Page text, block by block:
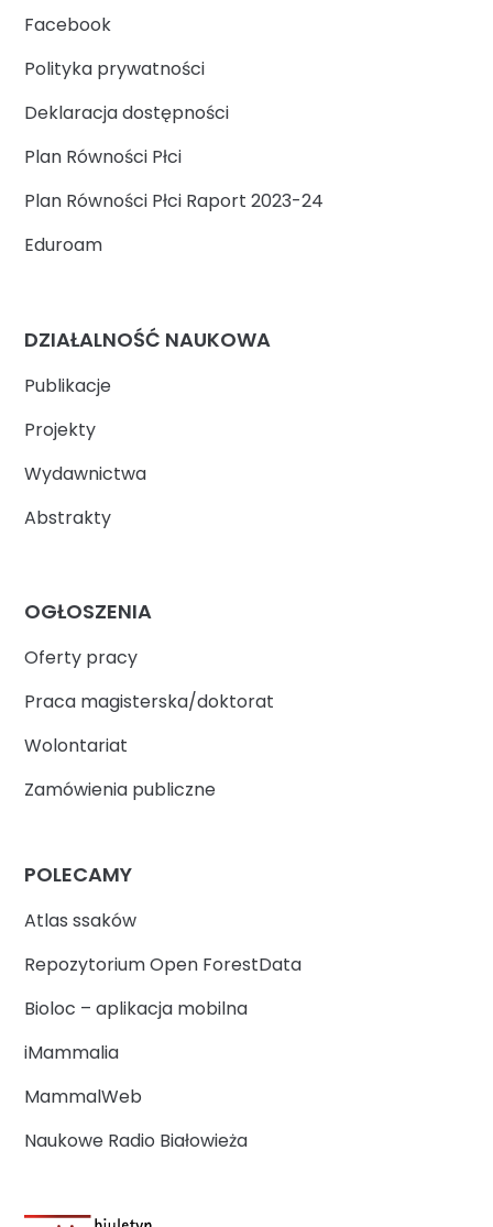
Facebook
Polityka prywatności
Deklaracja dostępności
Plan Równości Płci
Plan Równości Płci Raport 2023-24
Eduroam
DZIAŁALNOŚĆ NAUKOWA
Publikacje
Projekty
Wydawnictwa
Abstrakty
OGŁOSZENIA
Oferty pracy
Praca magisterska/doktorat
Wolontariat
Zamówienia publiczne
POLECAMY
Atlas ssaków
Repozytorium Open ForestData
Bioloc – aplikacja mobilna
iMammalia
MammalWeb
Naukowe Radio Białowieża